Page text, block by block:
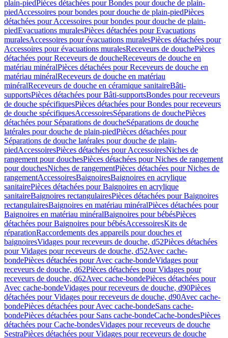
plain-piedPièces détachées pour Bondes pour douche de plain-
piedAccessoires pour bondes pour douche de plain-piedPièces
détachées pour Accessoires pour bondes pour douche de plain-
piedEvacuations muralesPièces détachées pour Evacuations
muralesAccessoires pour évacuations muralesPièces détachées pour
Accessoires pour évacuations muralesReceveurs de douchePièces
détachées pour Receveurs de doucheReceveurs de douche en
matériau minéralPièces détachées pour Receveurs de douche en
matériau minéralReceveurs de douche en matériau
minéralReceveurs de douche en céramique sanitaireBâti-
supportsPièces détachées pour Bâti-supportsBondes pour receveurs
de douche spécifiquesPièces détachées pour Bondes pour receveurs
de douche spécifiquesAccessoiresSéparations de douchePièces
détachées pour Séparations de doucheSéparations de douche
latérales pour douche de plain-piedPièces détachées pour
Séparations de douche latérales pour douche de plain-
piedAccessoiresPièces détachées pour AccessoiresNiches de
rangement pour douchesPièces détachées pour Niches de rangement
pour douchesNiches de rangementPièces détachées pour Niches de
rangementAccessoiresBaignoiresBaignoires en acrylique
sanitairePièces détachées pour Baignoires en acrylique
sanitaireBaignoires rectangulairesPièces détachées pour Baignoires
rectangulairesBaignoires en matériau minéralPièces détachées pour
Baignoires en matériau minéralBaignoires pour bébésPièces
détachées pour Baignoires pour bébésAccessoiresKits de
réparationRaccordements des appareils pour douches et
baignoiresVidages pour receveurs de douche, d52Pièces détachées
pour Vidages pour receveurs de douche, d52Avec cache-
bondePièces détachées pour Avec cache-bondeVidages pour
receveurs de douche, d62Pièces détachées pour Vidages pour
receveurs de douche, d62Avec cache-bondePièces détachées pour
Avec cache-bondeVidages pour receveurs de douche, d90Pièces
détachées pour Vidages pour receveurs de douche, d90Avec cache-
bondePièces détachées pour Avec cache-bondeSans cache-
bondePièces détachées pour Sans cache-bondeCache-bondesPièces
détachées pour Cache-bondesVidages pour receveurs de douche
SestraPièces détachées pour Vidages pour receveurs de douche